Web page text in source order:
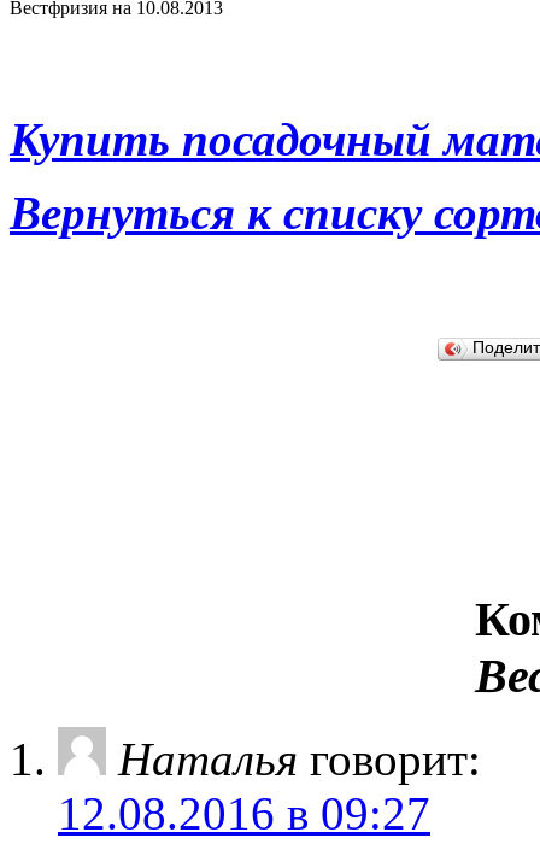
Вестфризия на 10.08.2013
Купить посадочный
Вернуться к списку
Наталья говорит:
12.08.2016 в 09:27